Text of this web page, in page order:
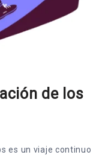
de los
es un viaje continuo